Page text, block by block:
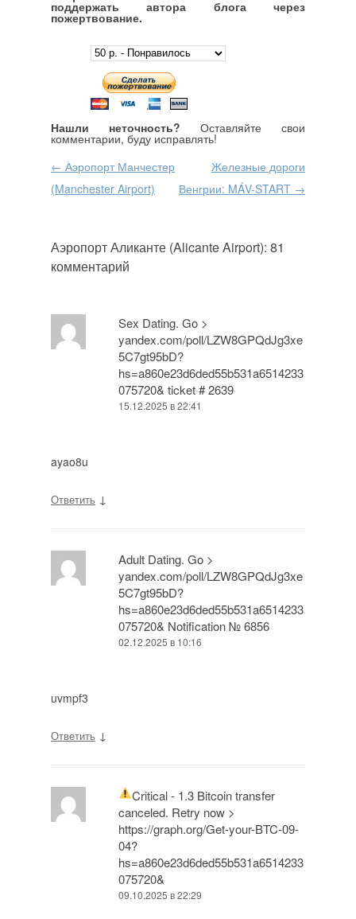
поддержать автора блога через
пожертвование.
Нашли неточность? Оставляйте свои
комментарии, буду исправлять!
Навигация по записям
← Аэропорт Манчестер
(Manchester Airport)
Железные дороги
Венгрии: MÁV-START →
Аэропорт Аликанте (Alicante Airport): 81
комментарий
Sex Dating. Go >
yandex.com/poll/LZW8GPQdJg3xe
5C7gt95bD?
hs=a860e23d6ded55b531a6514233
075720& ticket # 2639
15.12.2025 в 22:41
ayao8u
Ответить ↓
Adult Dating. Go >
yandex.com/poll/LZW8GPQdJg3xe
5C7gt95bD?
hs=a860e23d6ded55b531a6514233
075720& Notification № 6856
02.12.2025 в 10:16
uvmpf3
Ответить ↓
Critical - 1.3 Bitcoin transfer
canceled. Retry now >
https://graph.org/Get-your-BTC-09-
04?
hs=a860e23d6ded55b531a6514233
075720&
09.10.2025 в 22:29